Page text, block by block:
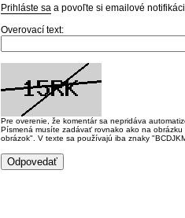
Prihláste sa a povoľte si emailové
Overovací text:
Pre overenie, že komentár sa nepridáva
Písmená musíte zadávať rovnako ako na
obrázok". V texte sa používajú iba znaky